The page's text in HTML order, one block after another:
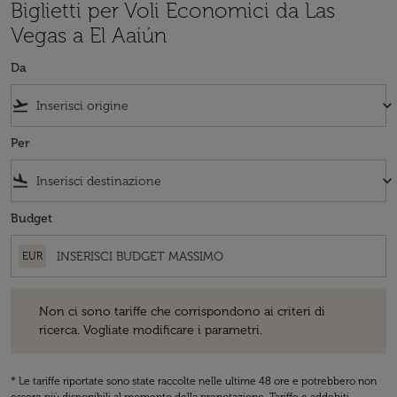
Biglietti per Voli Economici da Las
Vegas a El Aaiún
Da
flight_takeoff keyboard_arrow_down
Per
flight_land keyboard_arrow_down
Budget
EUR
Non ci sono tariffe che corrispondono ai criteri di
ricerca. Vogliate modificare i parametri.
* Le tariffe riportate sono state raccolte nelle ultime 48 ore e potrebbero non